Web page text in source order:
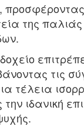
της
τις
τέλεια
ιδανική